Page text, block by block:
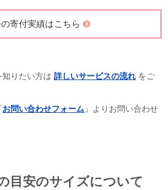
寄付実績はこちら
知りたい方は詳しいサービスの流れ をご
お問い合わせフォーム』よりお問い合わせ
目安のサイズについて